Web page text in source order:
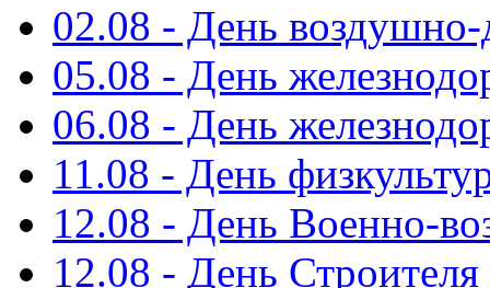
02.08 - День воздушно-
05.08 - День
06.08 - День
11.08 - День
12.08 - День Военно-
12.08 - День Строителя